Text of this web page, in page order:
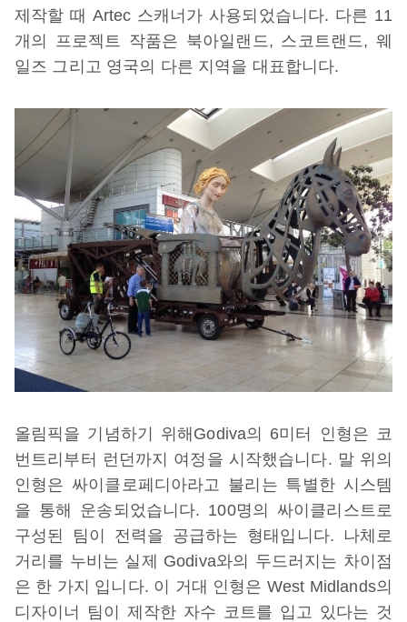
제작할 때 Artec 스캐너가 사용되었습니다. 다른 11
개의 프로젝트 작품은 북아일랜드, 스코트랜드, 웨
일즈 그리고 영국의 다른 지역을 대표합니다.
올림픽을 기념하기 위해Godiva의 6미터 인형은 코
번트리부터 런던까지 여정을 시작했습니다. 말 위의
인형은 싸이클로페디아라고 불리는 특별한 시스템
을 통해 운송되었습니다. 100명의 싸이클리스트로
구성된 팀이 전력을 공급하는 형태입니다. 나체로
거리를 누비는 실제 Godiva와의 두드러지는 차이점
은 한 가지 입니다. 이 거대 인형은 West Midlands의
디자이너 팀이 제작한 자수 코트를 입고 있다는 것